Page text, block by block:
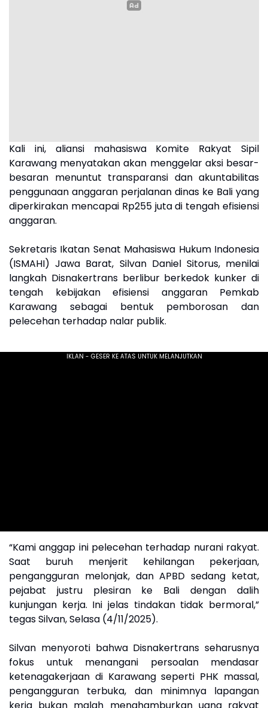
Kali ini, aliansi mahasiswa Komite Rakyat Sipil
Karawang menyatakan akan menggelar aksi besar-
besaran menuntut transparansi dan akuntabilitas
penggunaan anggaran perjalanan dinas ke Bali yang
diperkirakan mencapai Rp255 juta di tengah efisiensi
anggaran.
Sekretaris Ikatan Senat Mahasiswa Hukum Indonesia
(ISMAHI) Jawa Barat, Silvan Daniel Sitorus, menilai
langkah Disnakertrans berlibur berkedok kunker di
tengah kebijakan efisiensi anggaran Pemkab
Karawang sebagai bentuk pemborosan dan
pelecehan terhadap nalar publik.
“Kami anggap ini pelecehan terhadap nurani rakyat.
Saat buruh menjerit kehilangan pekerjaan,
pengangguran melonjak, dan APBD sedang ketat,
pejabat justru plesiran ke Bali dengan dalih
kunjungan kerja. Ini jelas tindakan tidak bermoral,”
tegas Silvan, Selasa (4/11/2025).
Silvan menyoroti bahwa Disnakertrans seharusnya
fokus untuk menangani persoalan mendasar
ketenagakerjaan di Karawang seperti PHK massal,
pengangguran terbuka, dan minimnya lapangan